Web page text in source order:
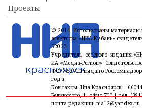
Проекты
© 2014, Использованы
агентства «НИА-Кубань»
52023
Учредитель сетевого издания
ИА «Медиа-Регион»
ФС77-59710 выдано
года
Контакты: Ниа-Красноярск |
Белинского, 1, офис 700 | тел.
почта редакции: nia12@yandex.ru